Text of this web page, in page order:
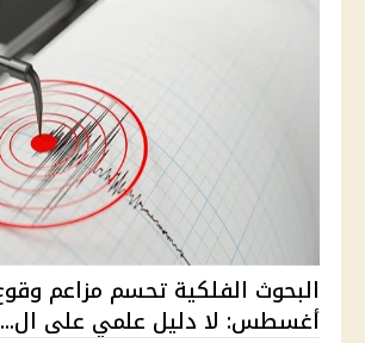
أغسطس: لا دليل علمي على ال...